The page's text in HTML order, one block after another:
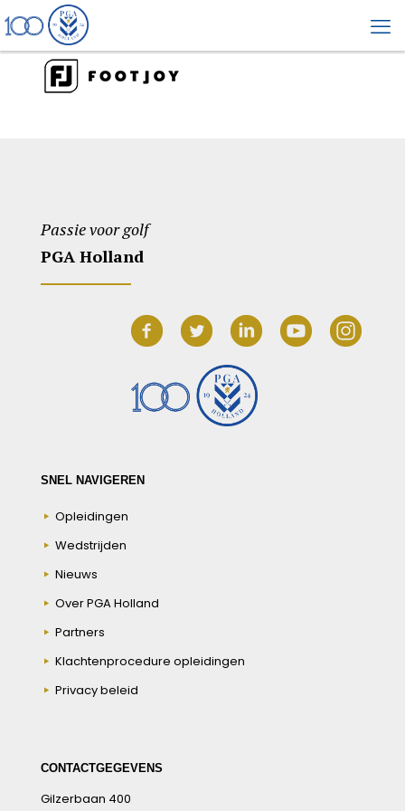
Passie voor golf
PGA Holland
SNEL NAVIGEREN
Opleidingen
Wedstrijden
Nieuws
Over PGA Holland
Partners
Klachtenprocedure opleidingen
Privacy beleid
CONTACTGEGEVENS
Gilzerbaan 400